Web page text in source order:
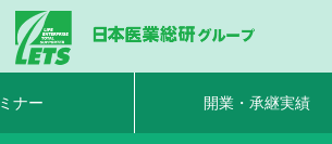
ナー 開業・承継実績